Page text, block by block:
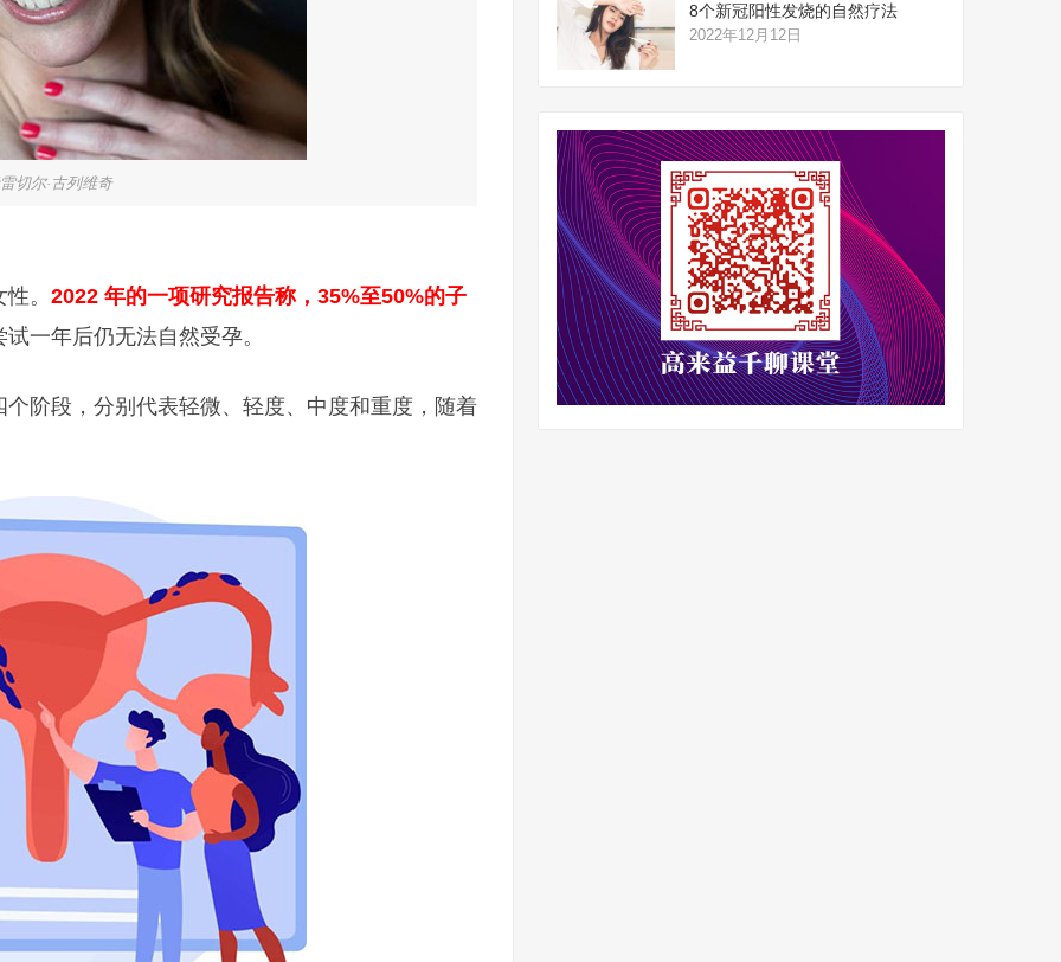
切尔·古列维奇
。 2022 年的一项研究报告称，35%至50%的子
一年后仍无法自然受孕。
阶段，分别代表轻微、轻度、中度和重度，随着
8个新冠阳性发烧的自然疗法
2022年12月12日